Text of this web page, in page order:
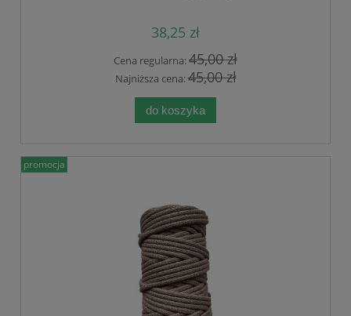
38,25 zł
Cena regularna:45,00 zł
Najniższa cena:45,00 zł
do koszyka
promocja